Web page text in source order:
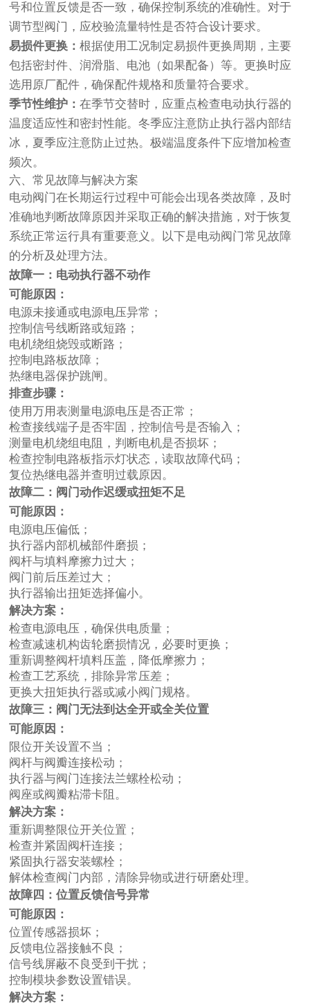
号和位置反馈是否一致，确保控制系统的准确性。对于
调节型阀门，应校验流量特性是否符合设计要求。
易损件更换：根据使用工况制定易损件更换周期，主要
包括密封件、润滑脂、电池（如果配备）等。更换时应
选用原厂配件，确保配件规格和质量符合要求。
季节性维护：在季节交替时，应重点检查电动执行器的
温度适应性和密封性能。冬季应注意防止执行器内部结
冰，夏季应注意防止过热。极端温度条件下应增加检查
频次。
六、常见故障与解决方案
电动阀门在长期运行过程中可能会出现各类故障，及时
准确地判断故障原因并采取正确的解决措施，对于恢复
系统正常运行具有重要意义。以下是电动阀门常见故障
的分析及处理方法。
故障一：电动执行器不动作
可能原因：
电源未接通或电源电压异常；
控制信号线断路或短路；
电机绕组烧毁或断路；
控制电路板故障；
热继电器保护跳闸。
排查步骤：
使用万用表测量电源电压是否正常；
检查接线端子是否牢固，控制信号是否输入；
测量电机绕组电阻，判断电机是否损坏；
检查控制电路板指示灯状态，读取故障代码；
复位热继电器并查明过载原因。
故障二：阀门动作迟缓或扭矩不足
可能原因：
电源电压偏低；
执行器内部机械部件磨损；
阀杆与填料摩擦力过大；
阀门前后压差过大；
执行器输出扭矩选择偏小。
解决方案：
检查电源电压，确保供电质量；
检查减速机构齿轮磨损情况，必要时更换；
重新调整阀杆填料压盖，降低摩擦力；
检查工艺系统，排除异常压差；
更换大扭矩执行器或减小阀门规格。
故障三：阀门无法到达全开或全关位置
可能原因：
限位开关设置不当；
阀杆与阀瓣连接松动；
执行器与阀门连接法兰螺栓松动；
阀座或阀瓣粘滞卡阻。
解决方案：
重新调整限位开关位置；
检查并紧固阀杆连接；
紧固执行器安装螺栓；
解体检查阀门内部，清除异物或进行研磨处理。
故障四：位置反馈信号异常
可能原因：
位置传感器损坏；
反馈电位器接触不良；
信号线屏蔽不良受到干扰；
控制模块参数设置错误。
解决方案：